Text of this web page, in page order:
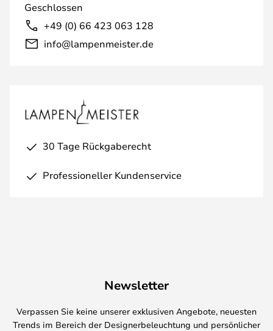
Geschlossen
+49 (0) 66 423 063 128
info@lampenmeister.de
30 Tage Rückgaberecht
Professioneller Kundenservice
Newsletter
Verpassen Sie keine unserer exklusiven Angebote, neuesten
Trends im Bereich der Designerbeleuchtung und persönlicher